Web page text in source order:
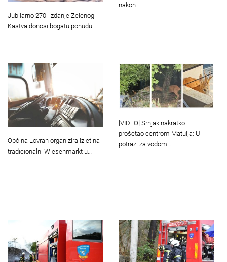
Jubilarno 270. izdanje Zelenog
Kastva donosi bogatu ponudu…
nakon…
Općina Lovran organizira izlet na
tradicionalni Wiesenmarkt u…
[VIDEO] Srnjak nakratko
prošetao centrom Matulja: U
potrazi za vodom…